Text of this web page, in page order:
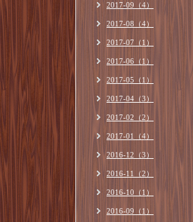
2017-09（4）
2017-08（4）
2017-07（1）
2017-06（1）
2017-05（1）
2017-04（3）
2017-02（2）
2017-01（4）
2016-12（3）
2016-11（2）
2016-10（1）
2016-09（1）